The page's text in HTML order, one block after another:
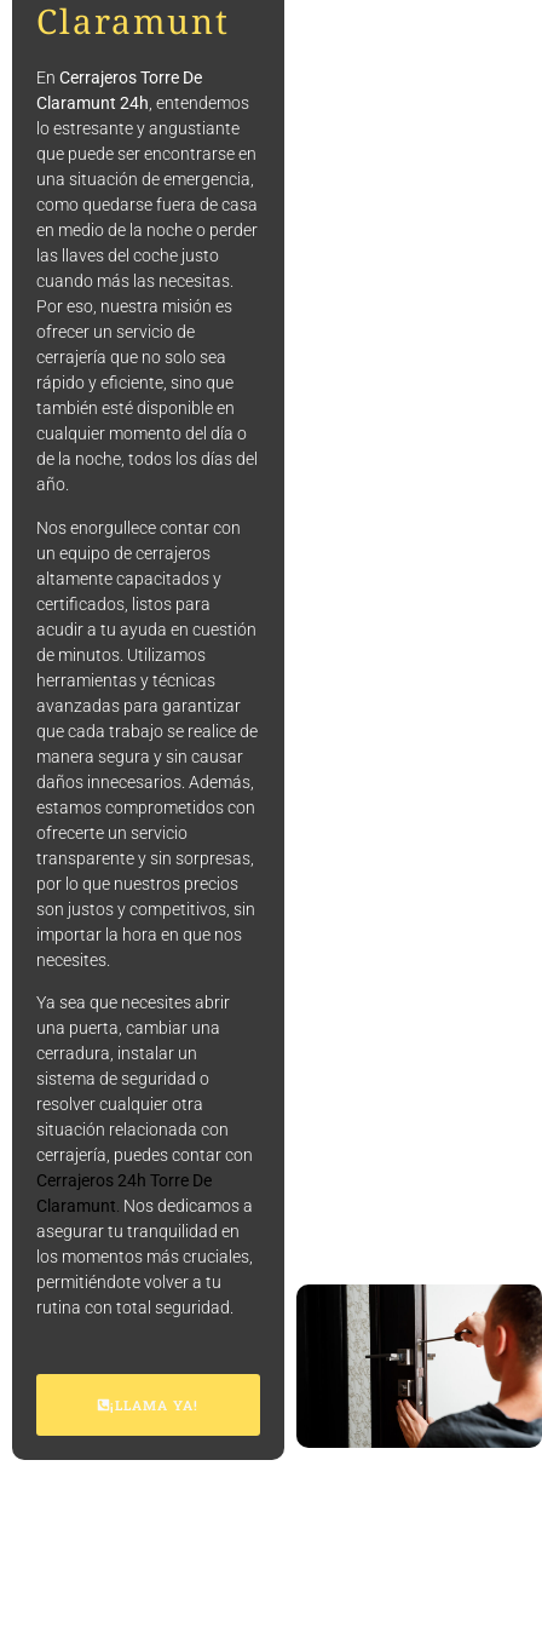
Claramunt
En Cerrajeros Torre De
Claramunt 24h, entendemos
lo estresante y angustiante
que puede ser encontrarse en
una situación de emergencia,
como quedarse fuera de casa
en medio de la noche o perder
las llaves del coche justo
cuando más las necesitas.
Por eso, nuestra misión es
ofrecer un servicio de
cerrajería que no solo sea
rápido y eficiente, sino que
también esté disponible en
cualquier momento del día o
de la noche, todos los días del
año.
Nos enorgullece contar con
un equipo de cerrajeros
altamente capacitados y
certificados, listos para
acudir a tu ayuda en cuestión
de minutos. Utilizamos
herramientas y técnicas
avanzadas para garantizar
que cada trabajo se realice de
manera segura y sin causar
daños innecesarios. Además,
estamos comprometidos con
ofrecerte un servicio
transparente y sin sorpresas,
por lo que nuestros precios
son justos y competitivos, sin
importar la hora en que nos
necesites.
Ya sea que necesites abrir
una puerta, cambiar una
cerradura, instalar un
sistema de seguridad o
resolver cualquier otra
situación relacionada con
cerrajería, puedes contar con
Cerrajeros 24h Torre De
Claramunt Nos dedicamos a
asegurar tu tranquilidad en
los momentos más cruciales,
permitiéndote volver a tu
rutina con total seguridad.
¡LLAMA YA!